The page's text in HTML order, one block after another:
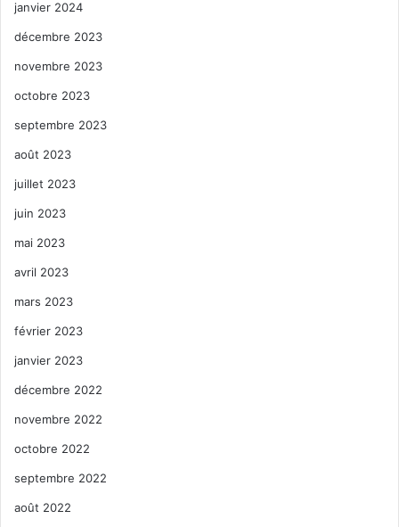
janvier 2024
décembre 2023
novembre 2023
octobre 2023
septembre 2023
août 2023
juillet 2023
juin 2023
mai 2023
avril 2023
mars 2023
février 2023
janvier 2023
décembre 2022
novembre 2022
octobre 2022
septembre 2022
août 2022